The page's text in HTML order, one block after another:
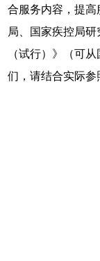
合服务内容，提
局、国家疾控局
（试行）》（可
们，请结合实际参